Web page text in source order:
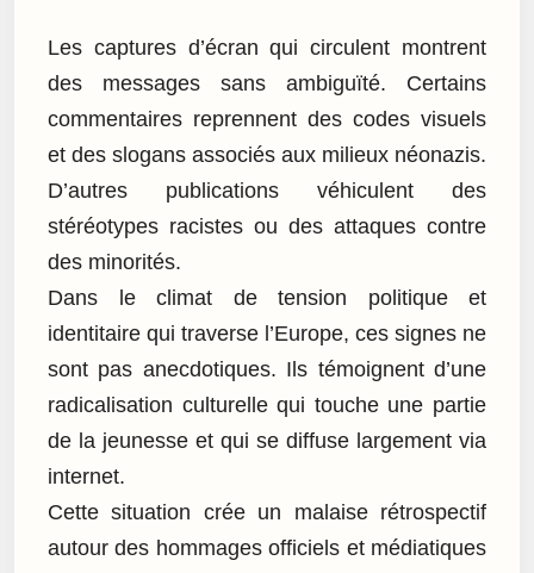
Les captures d’écran qui circulent montrent
des messages sans ambiguïté. Certains
commentaires reprennent des codes visuels
et des slogans associés aux milieux néonazis.
D’autres publications véhiculent des
stéréotypes racistes ou des attaques contre
des minorités.
Dans le climat de tension politique et
identitaire qui traverse l’Europe, ces signes ne
sont pas anecdotiques. Ils témoignent d’une
radicalisation culturelle qui touche une partie
de la jeunesse et qui se diffuse largement via
internet.
Cette situation crée un malaise rétrospectif
autour des hommages officiels et médiatiques